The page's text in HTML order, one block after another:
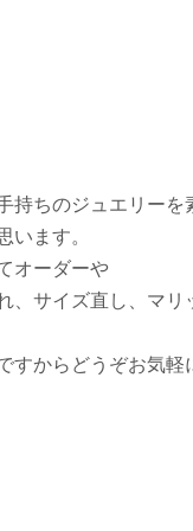
持ちのジュエリーを
います。
オーダーや
、サイズ直し、マリ
すからどうぞお気軽